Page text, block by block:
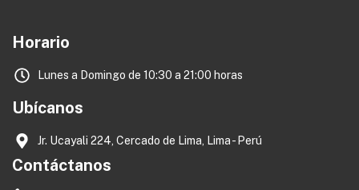
Horario
Lunes a Domingo de 10:30 a 21:00 horas
Ubícanos
Jr. Ucayali 224, Cercado de Lima, Lima - Perú
Contáctanos